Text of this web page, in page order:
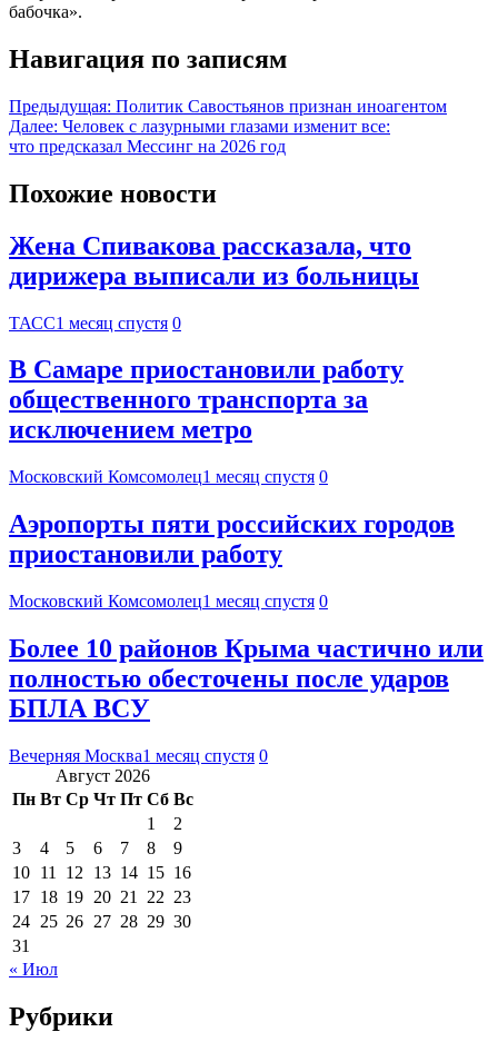
бабочка».
Навигация по записям
Предыдущая: Политик Савостьянов признан иноагентом
Далее: Человек с лазурными глазами изменит все:
что предсказал Мессинг на 2026 год
Похожие новости
Жена Спивакова рассказала, что
дирижера выписали из больницы
ТАСС1 месяц спустя 0
В Самаре приостановили работу
общественного транспорта за
исключением метро
Московский Комсомолец1 месяц спустя 0
Аэропорты пяти российских городов
приостановили работу
Московский Комсомолец1 месяц спустя 0
Более 10 районов Крыма частично или
полностью обесточены после ударов
БПЛА ВСУ
Вечерняя Москва1 месяц спустя 0
Август 2026
Пн Вт Ср Чт Пт Сб Вс
1
2
3
4 5 6 7 8
9
10 11 12 13 14 15 16
17 18 19 20 21 22 23
24 25 26 27 28 29 30
31
« Июл
Рубрики